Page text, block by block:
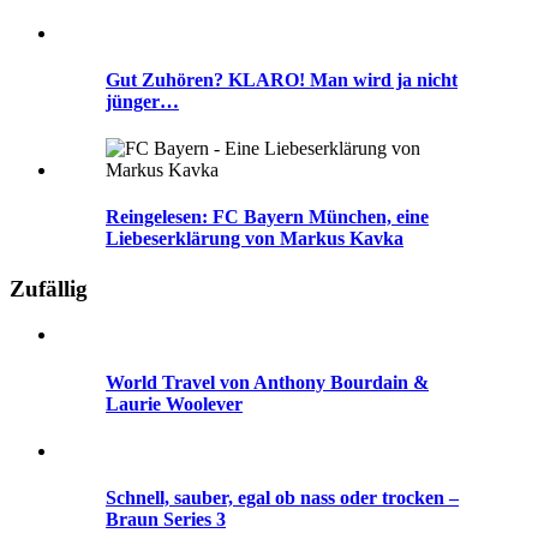
Gut Zuhören? KLARO! Man wird ja nicht
jünger…
Reingelesen: FC Bayern München, eine
Liebeserklärung von Markus Kavka
Zufällig
World Travel von Anthony Bourdain &
Laurie Woolever
Schnell, sauber, egal ob nass oder trocken –
Braun Series 3